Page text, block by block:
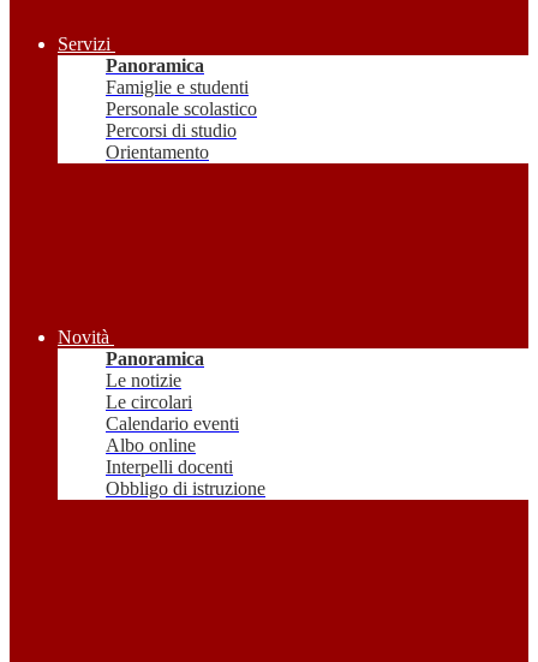
Servizi
Panoramica
Famiglie e studenti
Personale scolastico
Percorsi di studio
Orientamento
Novità
Panoramica
Le notizie
Le circolari
Calendario eventi
Albo online
Interpelli docenti
Obbligo di istruzione